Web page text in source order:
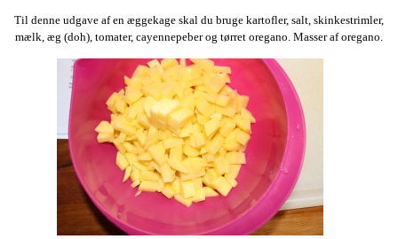
Til denne udgave af en æggekage skal du bruge kartofler, salt, skinkestrimler,
mælk, æg (doh), tomater, cayennepeber og tørret oregano. Masser af oregano.